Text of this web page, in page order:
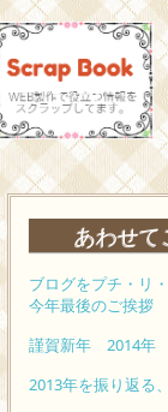
あわせて
ブログをプチ・リ
今年最後のご挨拶
謹賀新年 2014年
2013年を振り返る